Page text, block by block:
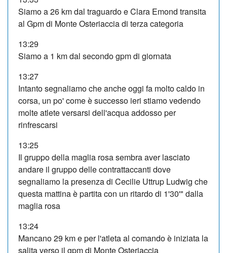
Siamo a 26 km dal traguardo e Clara Emond transita
al Gpm di Monte Osteriaccia di terza categoria
13:29
Siamo a 1 km dal secondo gpm di giornata
13:27
Intanto segnaliamo che anche oggi fa molto caldo in
corsa, un po' come è successo ieri stiamo vedendo
molte atlete versarsi dell'acqua addosso per
rinfrescarsi
13:25
Il gruppo della maglia rosa sembra aver lasciato
andare il gruppo delle contrattaccanti dove
segnaliamo la presenza di Cecilie Uttrup Ludwig che
questa mattina è partita con un ritardo di 1'30'" dalla
maglia rosa
13:24
Mancano 29 km e per l'atleta al comando è iniziata la
salita verso il gpm di Monte Osteriaccia